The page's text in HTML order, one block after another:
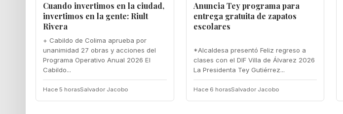
Cuando invertimos en la ciudad,
invertimos en la gente: Riult
Rivera
+ Cabildo de Colima aprueba por
unanimidad 27 obras y acciones del
Programa Operativo Anual 2026 El
Cabildo...
Hace 5 horasSalvador Jacobo
‎Anuncia Tey programa para
entrega gratuita de zapatos
escolares
‎*Alcaldesa presentó Feliz regreso a
clases con el DIF Villa de Álvarez 2026 ‎
‎La Presidenta Tey Gutiérrez...
Hace 6 horasSalvador Jacobo